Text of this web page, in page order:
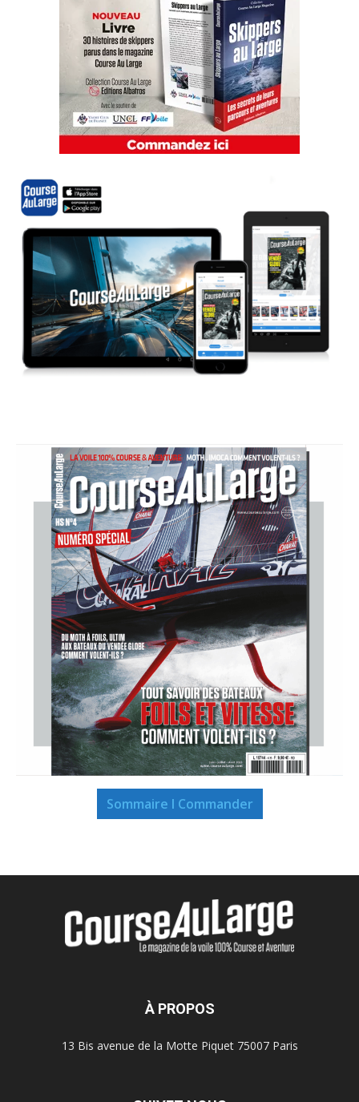
Sommaire I Commander
À PROPOS
13 Bis avenue de la Motte Piquet 75007 Paris